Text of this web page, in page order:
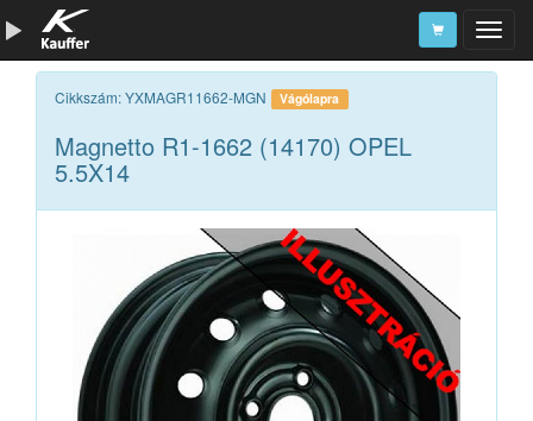
Szerszámkatalógus
Kosár
Alkatrészek
Cikkszám: YXMAGR11662-MGN Vágólapra
Magnetto R1-1662 (14170) OPEL
5.5X14